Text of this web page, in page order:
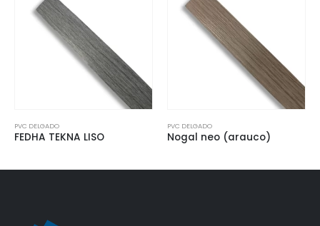
PVC DELGADO
FEDHA TEKNA LISO
PVC DELGADO
Nogal neo (arauco)